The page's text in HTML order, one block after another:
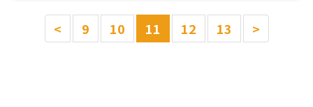
< 9 10 11 12 13 >